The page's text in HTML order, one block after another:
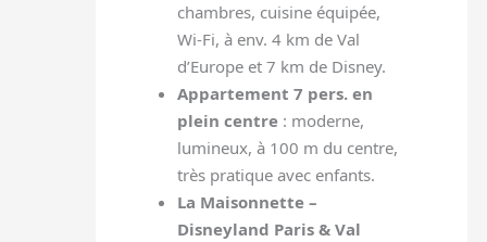
chambres, cuisine équipée,
Wi-Fi, à env. 4 km de Val
d’Europe et 7 km de Disney.
Appartement 7 pers. en
plein centre : moderne,
lumineux, à 100 m du centre,
très pratique avec enfants.
La Maisonnette –
Disneyland Paris & Val